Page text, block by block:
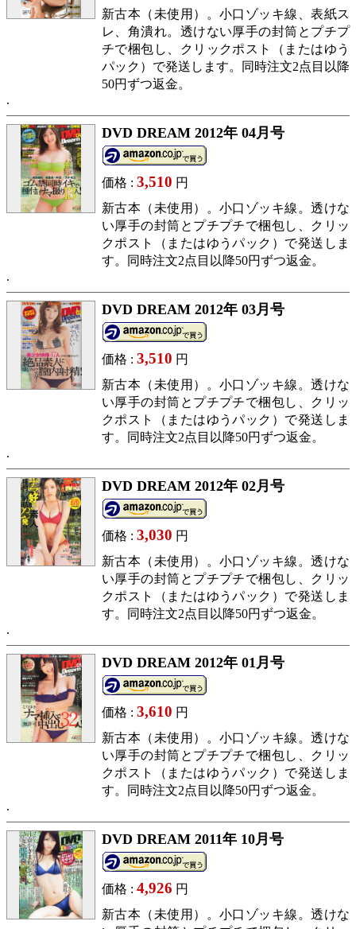
新古本（未使用）。小口ゾッキ線、表紙ス
レ、角潰れ。透けない厚手の封筒とプチプ
チで梱包し、クリックポスト（またはゆう
パック）で発送します。同時注文2点目以降
50円ずつ返金。
DVD DREAM 2012年 04月号
価格 : 3,510 円
新古本（未使用）。小口ゾッキ線。透けな
い厚手の封筒とプチプチで梱包し、クリッ
クポスト（またはゆうパック）で発送しま
す。同時注文2点目以降50円ずつ返金。
DVD DREAM 2012年 03月号
価格 : 3,510 円
新古本（未使用）。小口ゾッキ線。透けな
い厚手の封筒とプチプチで梱包し、クリッ
クポスト（またはゆうパック）で発送しま
す。同時注文2点目以降50円ずつ返金。
DVD DREAM 2012年 02月号
価格 : 3,030 円
新古本（未使用）。小口ゾッキ線。透けな
い厚手の封筒とプチプチで梱包し、クリッ
クポスト（またはゆうパック）で発送しま
す。同時注文2点目以降50円ずつ返金。
DVD DREAM 2012年 01月号
価格 : 3,610 円
新古本（未使用）。小口ゾッキ線。透けな
い厚手の封筒とプチプチで梱包し、クリッ
クポスト（またはゆうパック）で発送しま
す。同時注文2点目以降50円ずつ返金。
DVD DREAM 2011年 10月号
価格 : 4,926 円
新古本（未使用）。小口ゾッキ線。透けな